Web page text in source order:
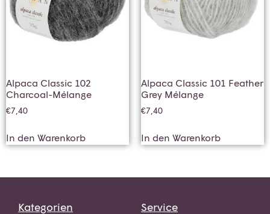
Alpaca Classic 102
Charcoal-Mélange
€7,40
In den Warenkorb
Alpaca Classic 101 Feather
Grey Mélange
€7,40
In den Warenkorb
Kategorien Service